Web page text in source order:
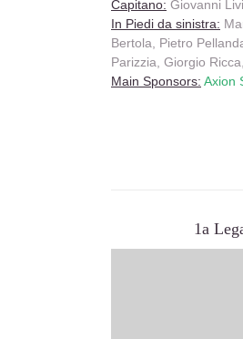
Capitano: Giovanni
In Piedi da sinistra:
Bertola, Pietro
Parizzia, Giorgio
Main Sponsors: Axion
1a